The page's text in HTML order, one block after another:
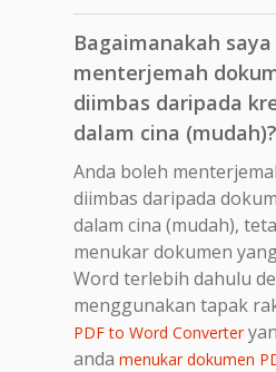
Bagaimanakah
menterjemah
diimbas daripada
dalam cina (mudah)?
Anda boleh
diimbas daripada
dalam cina (mudah),
menukar dokumen
Word terlebih dahulu
menggunakan tapak
PDF to Word Converter
anda menukar dokumen